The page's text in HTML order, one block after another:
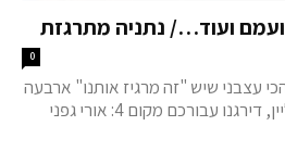
ועוד…/ נתניה מתרגזת
0
עצבני שיש "זה מרגיז אותנו" ארבעה
קטעים. אנחנו, בנתניה און ליין, דירגנו עבורכם מקום 4: אורי גפני